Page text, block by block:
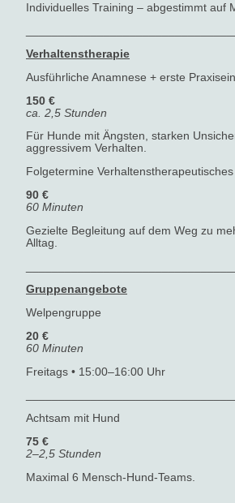
Individuelles Training – abgestimmt auf
Verhaltenstherapie
Ausführliche Anamnese + erste
150 €
ca. 2,5 Stunden
Für Hunde mit Ängsten, starken
aggressivem Verhalten.
Folgetermine
90 €
60 Minuten
Gezielte Begleitung auf dem Weg zu
Alltag.
Gruppenangebote
Welpengruppe
20 €
60 Minuten
Freitags • 15:00–16:00 Uhr
Achtsam mit Hund
75 €
2–2,5 Stunden
Maximal 6 Mensch-Hund-Teams.